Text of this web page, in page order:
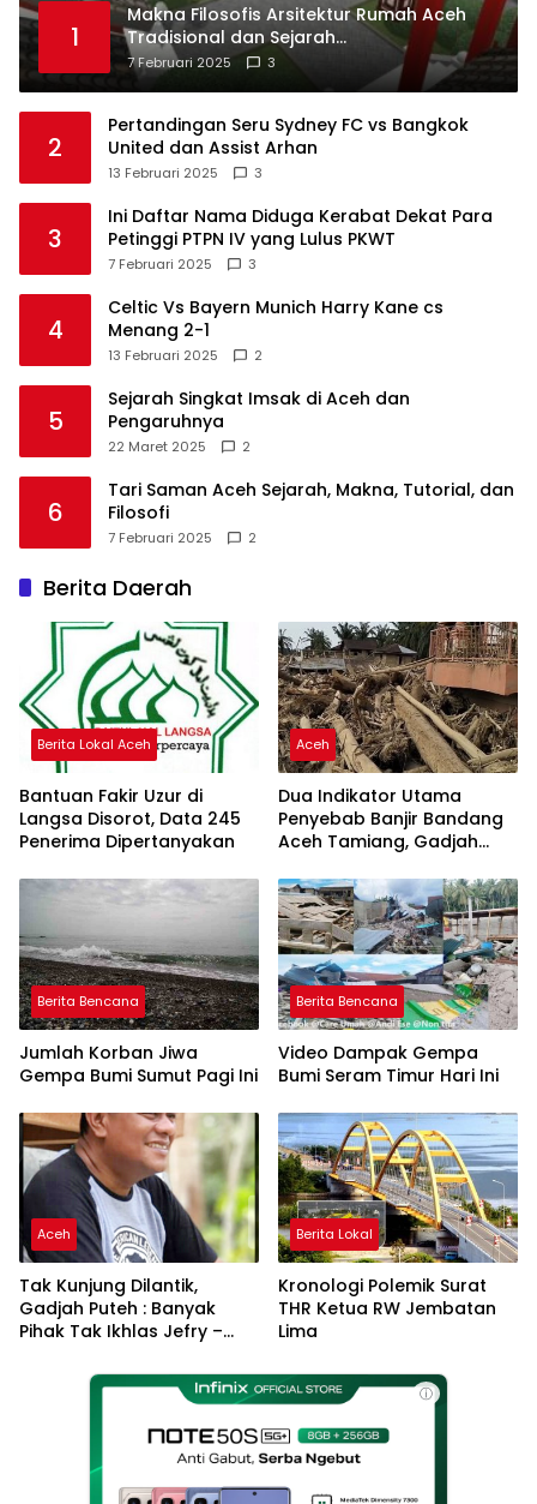
1
Makna Filosofis Arsitektur Rumah Aceh
Tradisional dan Sejarah
Perkembangannya
7 Februari 2025 3
2
Pertandingan Seru Sydney FC vs Bangkok
United dan Assist Arhan
13 Februari 2025 3
3
Ini Daftar Nama Diduga Kerabat Dekat Para
Petinggi PTPN IV yang Lulus PKWT
7 Februari 2025 3
4
Celtic Vs Bayern Munich Harry Kane cs
Menang 2-1
13 Februari 2025 2
5
Sejarah Singkat Imsak di Aceh dan
Pengaruhnya
22 Maret 2025 2
6
Tari Saman Aceh Sejarah, Makna, Tutorial, dan
Filosofi
7 Februari 2025 2
Berita Daerah
Berita Lokal Aceh
Bantuan Fakir Uzur di
Langsa Disorot, Data 245
Penerima Dipertanyakan
Aceh
Dua Indikator Utama
Penyebab Banjir Bandang
Aceh Tamiang, Gadjah
DAS
Berita Bencana
Jumlah Korban Jiwa
Gempa Bumi Sumut Pagi Ini
Berita Bencana
Video Dampak Gempa
Bumi Seram Timur Hari Ini
Aceh
Tak Kunjung Dilantik,
Gadjah Puteh : Banyak
Pihak Tak Ikhlas Jefry –
Berita Lokal
Kronologi Polemik Surat
THR Ketua RW Jembatan
Lima
ⓘ